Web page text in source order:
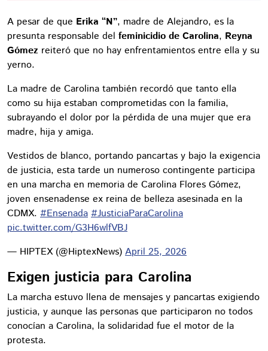
A pesar de que Erika “N”, madre de Alejandro, es la
presunta responsable del feminicidio de Carolina, Reyna
Gómez reiteró que no hay enfrentamientos entre ella y su
yerno.
La madre de Carolina también recordó que tanto ella
como su hija estaban comprometidas con la familia,
subrayando el dolor por la pérdida de una mujer que era
madre, hija y amiga.
Vestidos de blanco, portando pancartas y bajo la exigencia
de justicia, esta tarde un numeroso contingente participa
en una marcha en memoria de Carolina Flores Gómez,
joven ensenadense ex reina de belleza asesinada en la
CDMX. #Ensenada #JusticiaParaCarolina
pic.twitter.com/G3H6wlfVBJ
— HIPTEX (@HiptexNews) April 25, 2026
Exigen justicia para Carolina
La marcha estuvo llena de mensajes y pancartas exigiendo
justicia, y aunque las personas que participaron no todos
conocían a Carolina, la solidaridad fue el motor de la
protesta.